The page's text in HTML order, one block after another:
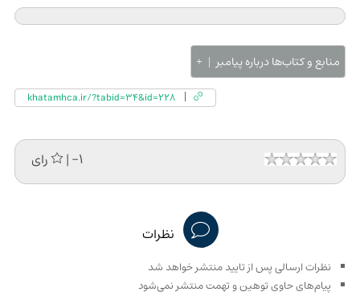
منابع و کتاب‌ها درباره پیامبر
khatamhca.ir/?tabid=34&id=228
| -1 رای
نظرات
نظرات ارسالی پس از تایید منتشر خواهد شد
پیام‌های حاوی توهین و تهمت منتشر نمی‌شود